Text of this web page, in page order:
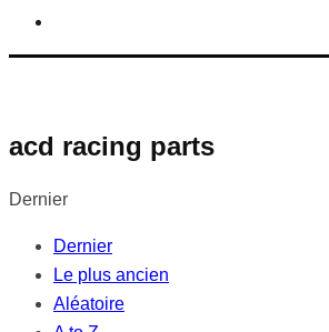
acd racing parts
Dernier
Dernier
Le plus ancien
Aléatoire